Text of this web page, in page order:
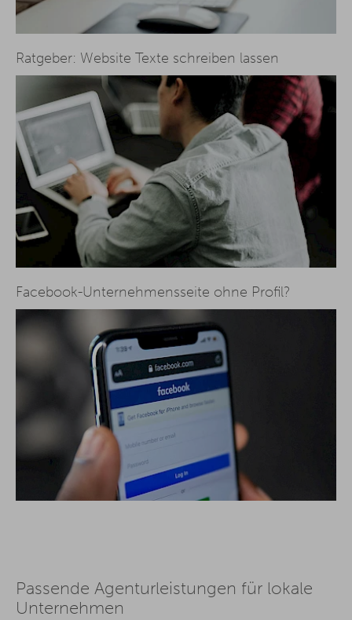
Ratgeber: Website Texte schreiben lassen
Facebook-Unternehmensseite ohne Profil?
Passende Agenturleistungen für lokale
Unternehmen